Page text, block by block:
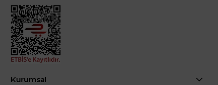
Kurumsal